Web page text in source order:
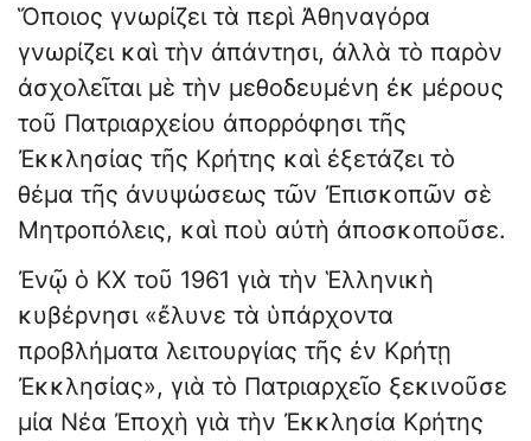
Ὅποιος γνωρίζει τὰ περὶ Ἀθηναγόρα
γνωρίζει καὶ τὴν ἀπάντησι, ἀλλὰ τὸ παρὸν
ἀσχολεῖται μὲ τὴν μεθοδευμένη ἐκ μέρους
τοῦ Πατριαρχείου ἀπορρόφησι τῆς
Ἐκκλησίας τῆς Κρήτης καὶ ἐξετάζει τὸ
θέμα τῆς ἀνυψώσεως τῶν Ἐπισκοπῶν σὲ
Μητροπόλεις, καὶ ποὺ αὐτὴ ἀποσκοποῦσε.
Ἐνῷ ὁ ΚΧ τοῦ 1961 γιὰ τὴν Ἑλληνικὴ
κυβέρνησι «ἔλυνε τὰ ὑπάρχοντα
προβλήματα λειτουργίας τῆς ἐν Κρήτῃ
Ἐκκλησίας», γιὰ τὸ Πατριαρχεῖο ξεκινοῦσε
μία Νέα Ἐποχὴ γιὰ τὴν Ἐκκλησία Κρήτης